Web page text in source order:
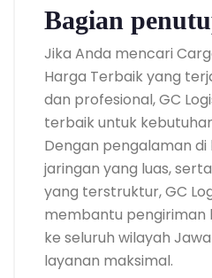
Bagian
Jika Anda mencari
Harga Terbaik yang
dan profesional, GC
terbaik untuk
Dengan pengalaman di
jaringan yang luas,
yang terstruktur, GC
membantu pengiriman
ke seluruh wilayah
layanan maksimal.